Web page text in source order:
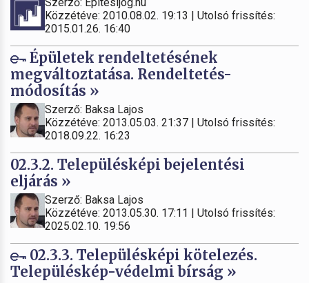
Közzétéve: 2010.08.02. 19:13 | Utolsó frissítés:
2015.01.26. 16:40
Épületek rendeltetésének
megváltoztatása. Rendeltetés-
módosítás »
Szerző: Baksa Lajos
Közzétéve: 2013.05.03. 21:37 | Utolsó frissítés:
2018.09.22. 16:23
02.3.2. Településképi bejelentési
eljárás »
Szerző: Baksa Lajos
Közzétéve: 2013.05.30. 17:11 | Utolsó frissítés:
2025.02.10. 19:56
02.3.3. Településképi kötelezés.
Településkép-védelmi bírság »